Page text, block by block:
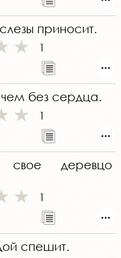
приносит.
1
чем без сердца.
1
свое деревцо
1
спешит.